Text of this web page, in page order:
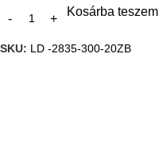
Kosárba teszem
SKU: LD -2835-300-20ZB